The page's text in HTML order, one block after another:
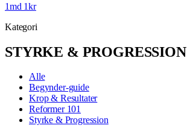
1md 1kr
Kategori
STYRKE & PROGRESSION
Alle
Begynder-guide
Krop & Resultater
Reformer 101
Styrke & Progression